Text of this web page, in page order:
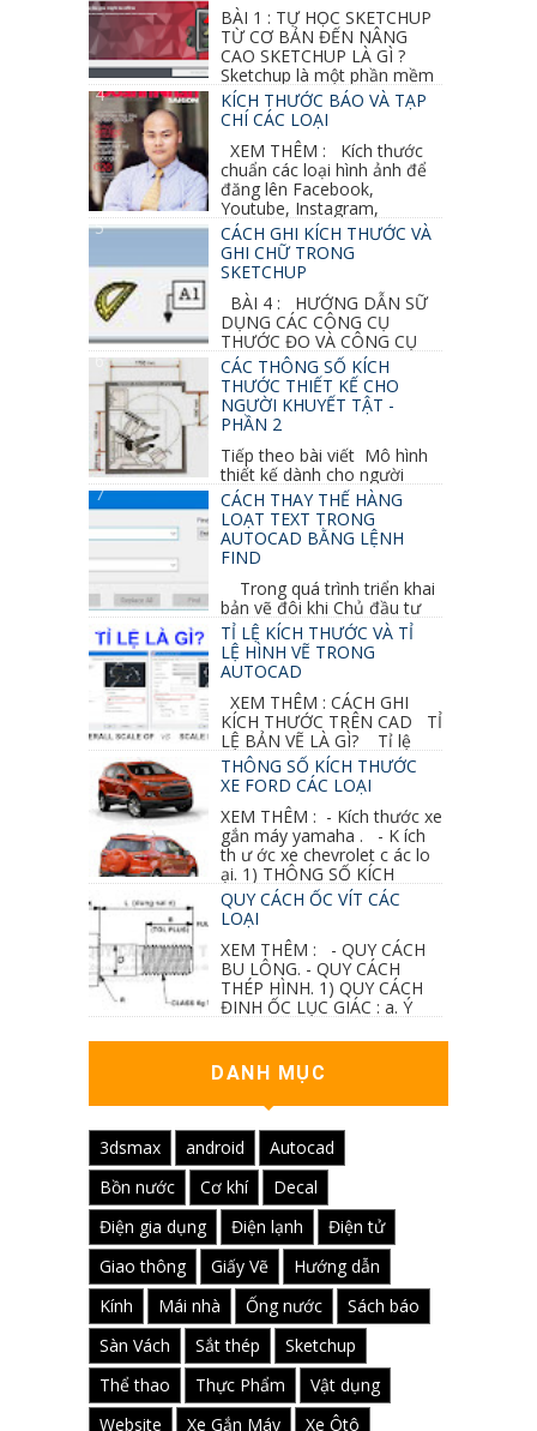
BÀI 1 : TỰ HỌC SKETCHUP
TỪ CƠ BẢN ĐẾN NÂNG
CAO SKETCHUP LÀ GÌ ?
Sketchup là một phần mềm
vẽ 3d của Google, nó khá dễ sữ...
KÍCH THƯỚC BÁO VÀ TẠP
CHÍ CÁC LOẠI
XEM THÊM : Kích thước
chuẩn các loại hình ảnh để
đăng lên Facebook,
Youtube, Instagram,
Linkedin, Pinterest...CÁCH GHI KÍCH THƯỚC VÀ
GHI CHỮ TRONG
SKETCHUP
BÀI 4 : HƯỚNG DẪN SỮ
DỤNG CÁC CÔNG CỤ
THƯỚC ĐO VÀ CÔNG CỤ
GHI CHỮ 2D, 3D TRONG SKETCHUP Ở bài
học trước ta đã...
CÁC THÔNG SỐ KÍCH
THƯỚC THIẾT KẾ CHO
NGƯỜI KHUYẾT TẬT -
PHẦN 2
Tiếp theo bài viết Mô hình
thiết kế dành cho người
khuyết tật ở phần 1 chúng ta cùng tìm hiểu
thêm các vấn đề và...
CÁCH THAY THẾ HÀNG
LOẠT TEXT TRONG
AUTOCAD BẰNG LỆNH
FIND
Trong quá trình triển khai
bản vẽ đôi khi Chủ đầu tư
thay đổi thiết kế hoặc do bản vẽ mình ghi chú
sai mục nào đó...
TỈ LỆ KÍCH THƯỚC VÀ TỈ
LỆ HÌNH VẼ TRONG
AUTOCAD
XEM THÊM : CÁCH GHI
KÍCH THƯỚC TRÊN CAD TỈ
LỆ BẢN VẼ LÀ GÌ? Tỉ lệ
của hình vẽ trong bản vẽ thiết kế kiến trúc...
THÔNG SỐ KÍCH THƯỚC
XE FORD CÁC LOẠI
XEM THÊM : - Kích thước xe
gắn máy yamaha . - K ích
th ư ớc xe chevrolet c ác lo
ại. 1) THÔNG SỐ KÍCH
QUY CÁCH ỐC VÍT CÁC
LOẠI
XEM THÊM : - QUY CÁCH
BU LÔNG. - QUY CÁCH
THÉP HÌNH. 1) QUY CÁCH
ĐINH ỐC LỤC GIÁC : a. Ý
DANH MỤC
3dsmax android
Autocad
Bồn nước
Cơ khí
Decal
Điện gia dụng
Điện lạnh
Điện tử
Giao thông
Giấy Vẽ
Hướng dẫn
Kính
Mái nhà Ống nước
Sách báo
Sàn Vách
Sắt thép
Sketchup
Thể thao
Thực Phẩm
Vật dụng
Website
Xe Gắn Máy Xe Ôtô